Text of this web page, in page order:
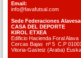
Email:
info@favafutsal.com
Sede Federaciones
CASA DEL DEPORTE
KIROL ETXEA
Edificio Hacienda Foral Alava
Cercas Bajas nº 5 C.P 01001
Vitoria-Gasteiz (Araba)